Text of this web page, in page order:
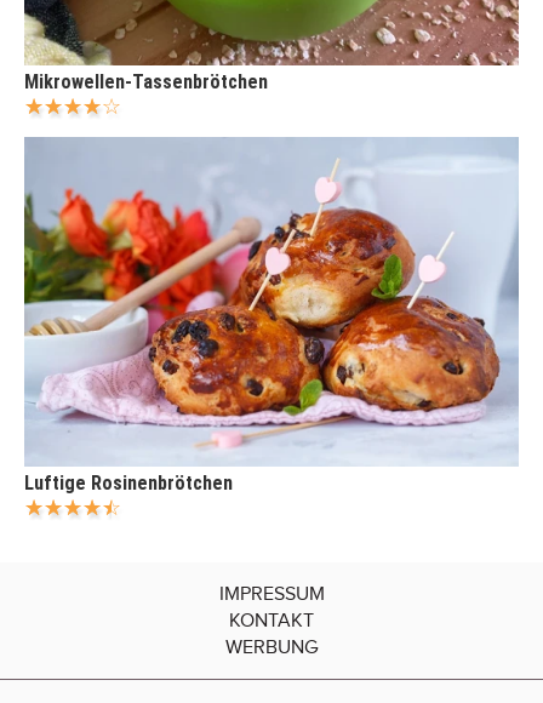
Mikrowellen-Tassenbrötchen
Luftige Rosinenbrötchen
IMPRESSUM
KONTAKT
WERBUNG